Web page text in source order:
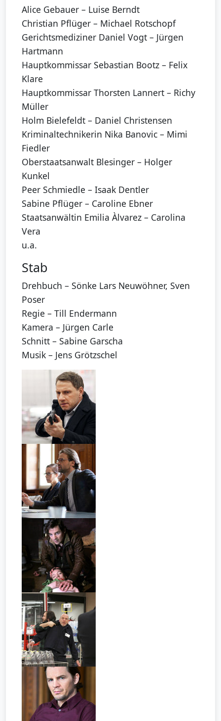
Alice Gebauer – Luise Berndt
Christian Pflüger – Michael Rotschopf
Gerichtsmediziner Daniel Vogt – Jürgen
Hartmann
Hauptkommissar Sebastian Bootz – Felix
Klare
Hauptkommissar Thorsten Lannert – Richy
Müller
Holm Bielefeldt – Daniel Christensen
Kriminaltechnikerin Nika Banovic – Mimi
Fiedler
Oberstaatsanwalt Blesinger – Holger
Kunkel
Peer Schmiedle – Isaak Dentler
Sabine Pflüger – Caroline Ebner
Staatsanwältin Emilia Àlvarez – Carolina
Vera
u.a.
Stab
Drehbuch – Sönke Lars Neuwöhner, Sven
Poser
Regie – Till Endermann
Kamera – Jürgen Carle
Schnitt – Sabine Garscha
Musik – Jens Grötzschel